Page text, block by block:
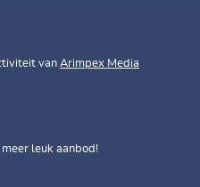
van Arimpex Media
leuk aanbod!